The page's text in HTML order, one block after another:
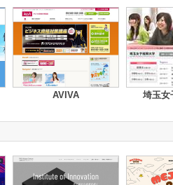
AVIVA 埼玉女